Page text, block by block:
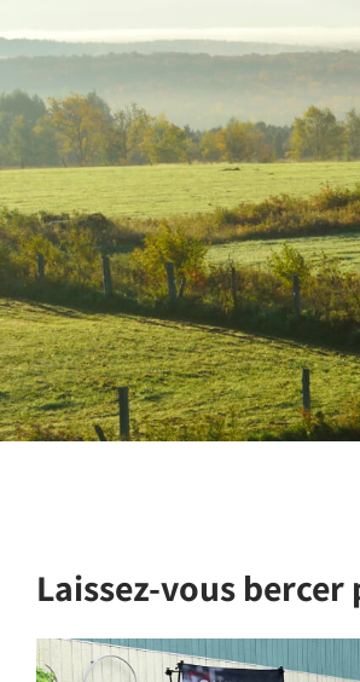
Laissez-vous